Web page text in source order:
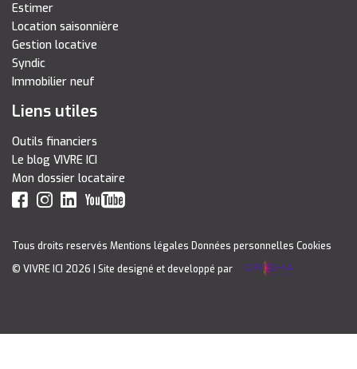
Estimer
Location saisonnière
Gestion locative
Syndic
Immobilier neuf
Liens utiles
Outils financiers
Le blog VIVRE ICI
Mon dossier locataire
Tous droits reservés Mentions légales Données personnelles Cookies
© VIVRE ICI 2026
| Site designé et developpé par